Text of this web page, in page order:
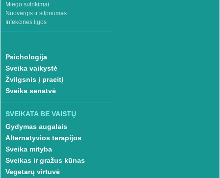
Miego sutrikimai
Nuovargis ir silpnumas
Infekcinės ligos
Psichologija
Sveika vaikystė
Žvilgsnis į praeitį
Sveika senatvė
SVEIKATA BE VAISTŲ
Gydymas augalais
Alternatyvios terapijos
Sveika mityba
Sveikas ir gražus kūnas
Vegetarų virtuvė